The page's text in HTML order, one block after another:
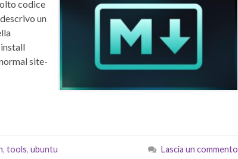
codice
un
site-
, tools, ubuntu Lascia un commento